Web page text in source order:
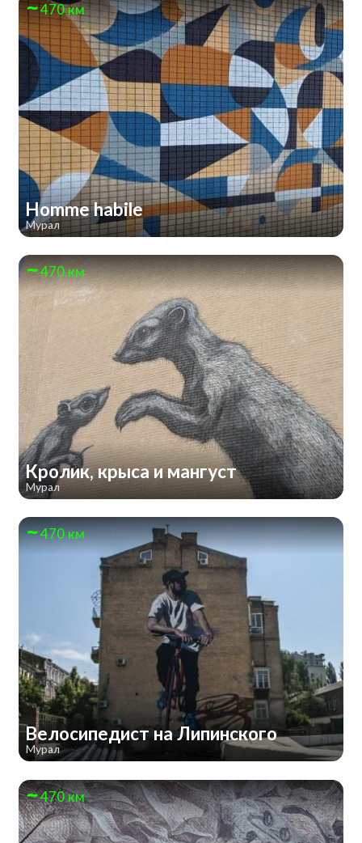
470 км
Homme habile
Мурал
470 км
Кролик, крыса и мангуст
Мурал
470 км
Велосипедист на Липинского
Мурал
470 км